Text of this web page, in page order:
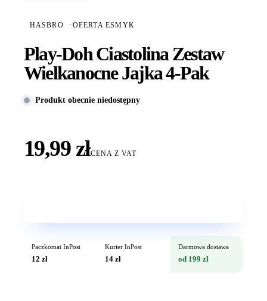
HASBRO · OFERTA ESMYK
Play-Doh Ciastolina Zestaw
Wielkanocne Jajka 4-Pak
Produkt obecnie niedostępny
19,99 złCENA Z VAT
Paczkomat InPost
12 zł
Kurier InPost
14 zł
Darmowa dostawa
od 199 zł